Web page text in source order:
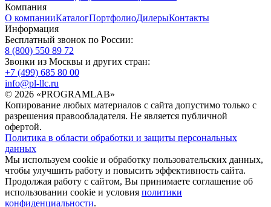
Компания
О компанииКаталогПортфолиоДилерыКонтакты
Информация
Бесплатный звонок по России:
8 (800) 550 89 72
Звонки из Москвы и других стран:
+7 (499) 685 80 00
info@pl-llc.ru
© 2026 «PROGRAMLAB»
Копирование любых материалов с сайта допустимо только с
разрешения правообладателя. Не является публичной
офертой.
Политика в области обработки и защиты персональных
данных
Мы используем cookie и обработку пользовательских данных,
чтобы улучшить работу и повысить эффективность сайта.
Продолжая работу с сайтом, Вы принимаете соглашение об
использовании cookie и условия политики
конфиденциальности.